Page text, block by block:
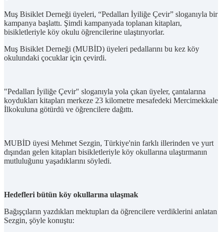
Muş Bisiklet Derneği üyeleri, “Pedalları İyiliğe Çevir” sloganıyla bir
kampanya başlattı. Şimdi kampanyada toplanan kitapları,
bisikletleriyle köy okulu öğrencilerine ulaştırıyorlar.
Muş Bisiklet Derneği (MUBİD) üyeleri pedallarını bu kez köy
okulundaki çocuklar için çevirdi.
"Pedalları İyiliğe Çevir" sloganıyla yola çıkan üyeler, çantalarına
koydukları kitapları merkeze 23 kilometre mesafedeki Mercimekkale
İlkokuluna götürdü ve öğrencilere dağıttı.
MUBİD üyesi Mehmet Sezgin, Türkiye'nin farklı illerinden ve yurt
dışından gelen kitapları bisikletleriyle köy okullarına ulaştırmanın
mutluluğunu yaşadıklarını söyledi.
Hedefleri bütün köy okullarına ulaşmak
Bağışçıların yazdıkları mektupları da öğrencilere verdiklerini anlatan
Sezgin, şöyle konuştu: